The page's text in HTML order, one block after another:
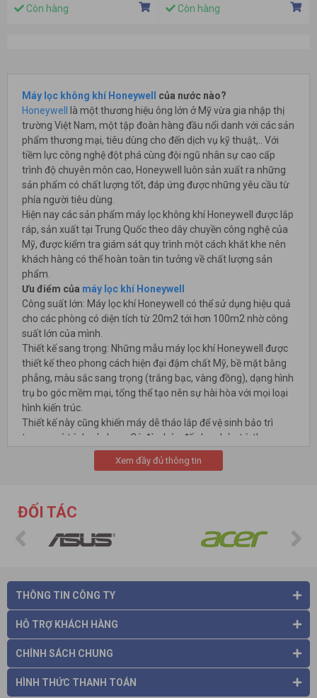
Còn hàng Còn hàng
Máy lọc không khí Honeywell
của nước nào?
Honeywell
là một thương hiệu ông lớn ở Mỹ vừa gia nhập thị
trường Việt Nam, một tập đoàn hàng đầu nổi danh với các sản
phẩm thương mại, tiêu dùng cho đến dịch vụ kỹ thuật,.. Với
tiềm lực công nghệ đột phá cùng đội ngũ nhân sự cao cấp
trình độ chuyên môn cao, Honeywell luôn sản xuất ra những
sản phẩm có chất lượng tốt, đáp ứng được những yêu cầu từ
phía người tiêu dùng.
Hiện nay các sản phẩm máy lọc không khí Honeywell được lắp
ráp, sản xuất tại Trung Quốc theo dây chuyền công nghệ của
Mỹ, được kiểm tra giám sát quy trình một cách khắt khe nên
khách hàng có thể hoàn toàn tin tưởng về chất lượng sản
phẩm.
Ưu điểm của máy lọc khí Honeywell
Công suất lớn: Máy lọc khí Honeywell có thể sử dụng hiệu quả
cho các phòng có diện tích từ 20m2 tới hơn 100m2 nhờ công
suất lớn của mình.
Thiết kế sang trọng: Những mẫu máy lọc khí Honeywell được
thiết kế theo phong cách hiện đại đậm chất Mỹ, bề mặt bằng
phẳng, màu sắc sang trọng (trắng bạc, vàng đồng), dạng hình
trụ bo góc mềm mại, tổng thể tạo nên sự hài hòa với mọi loại
hình kiến trúc.
Thiết kế này cũng khiến máy dễ tháo lắp để vệ sinh bảo trì
trong quá trình sử dụng. Có đèn báo đến hạn bảo trì, thay
màng lọc tương ứng.
Xem đầy đủ thông tin
ĐỐI TÁC
THÔNG TIN CÔNG TY
HỖ TRỢ KHÁCH HÀNG
CHÍNH SÁCH CHUNG
HÌNH THỨC THANH TOÁN